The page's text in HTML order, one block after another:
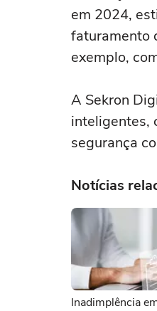
em 2024,
faturamento
exemplo,
A Sekron
inteligentes,
segurança
Notícias
Inadimplência